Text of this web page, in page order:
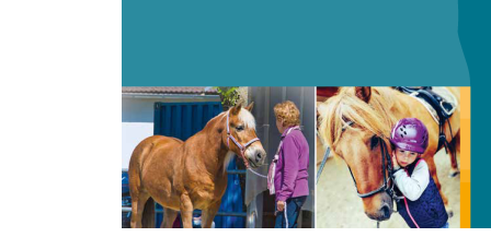
Tierschutzaspekte bei der Nutzung von Pferden im sozialen und
therapeutischen Einsatz in Deutschland
Digitale Ausgabe